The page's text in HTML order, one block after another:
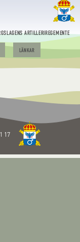
ARTILLERIREGEMENTE
LÄNKAR
17